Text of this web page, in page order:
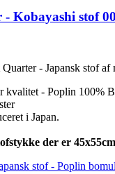
Kobayashi stof
- Japansk stof
kvalitet - Poplin 100%
i Japan.
der er 45x55cm